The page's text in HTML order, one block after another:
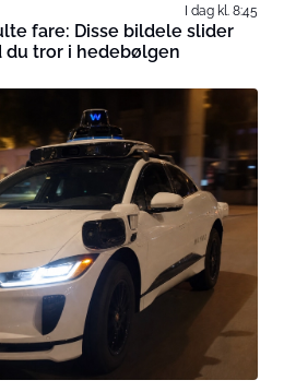
I dag kl. 8:45
fare: Disse bildele slider
du tror i hedebølgen